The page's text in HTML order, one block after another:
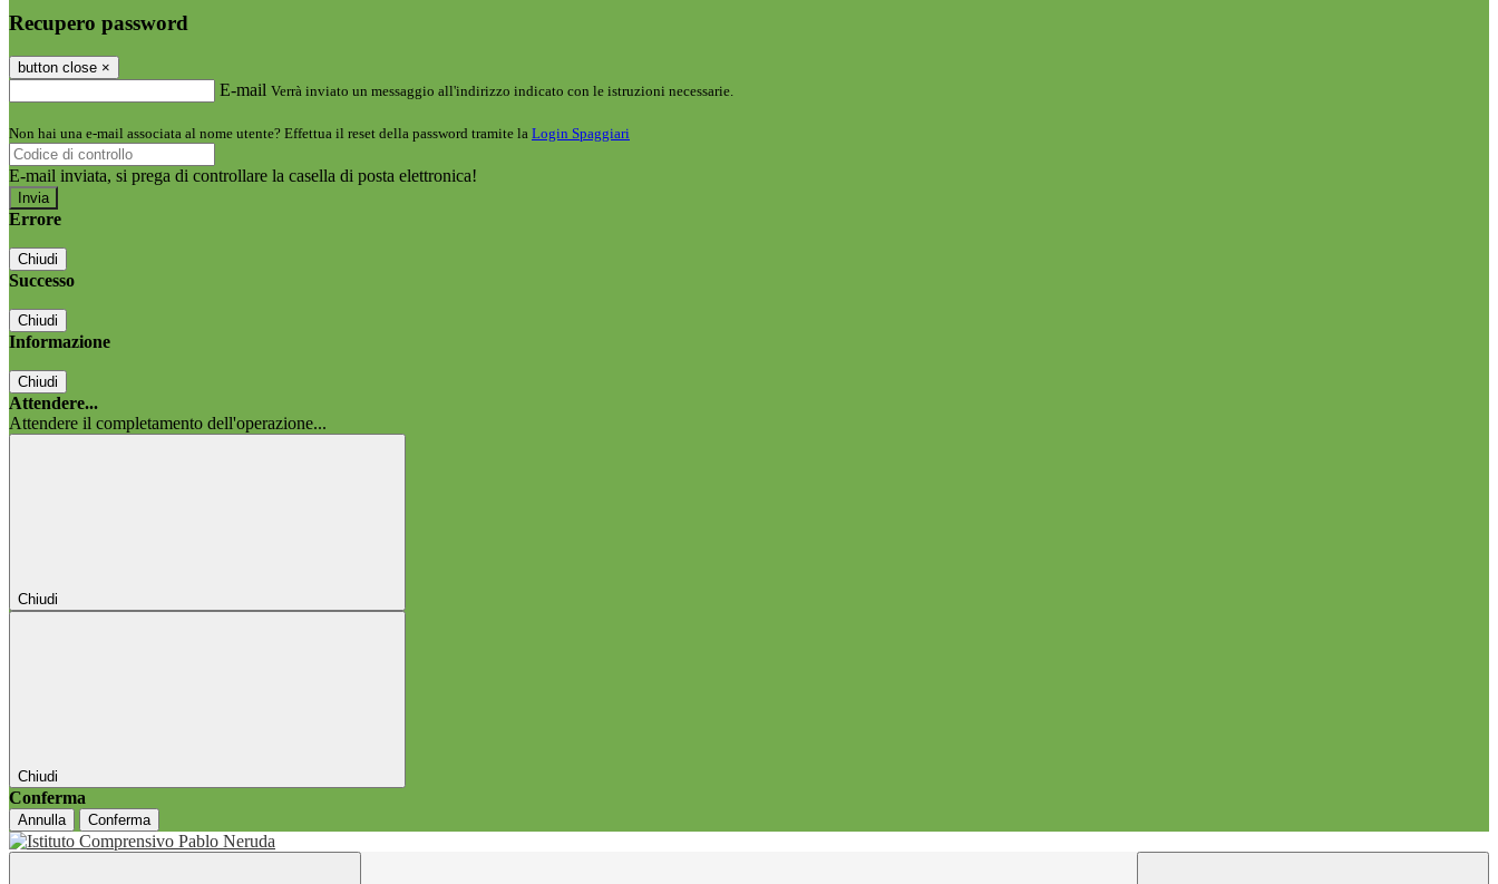
Recupero password
button close ×
E-mail Verrà inviato un messaggio all'indirizzo indicato con le istruzioni necessarie.
Non hai una e-mail associata al nome utente? Effettua il reset della password tramite la Login Spaggiari
E-mail inviata, si prega di controllare la casella di posta elettronica!
Errore
Chiudi
Successo
Chiudi
Informazione
Chiudi
Attendere...
Attendere il completamento dell'operazione...
Chiudi
Chiudi
Conferma
Annulla Conferma